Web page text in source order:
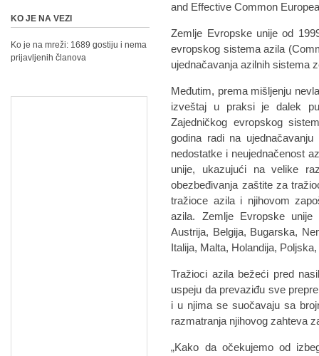
and Effective Common
Zemlje Evropske unije od
evropskog sistema azila
ujednačavanja azilnih sistema
Međutim, prema mišljenju
izveštaj u praksi je dalek
Zajedničkog evropskog
godina radi na
nedostatke i neujednačenost
unije, ukazujući na velike
obezbeđivanja zaštite za
tražioce azila i njihovom
azila. Zemlje Evropske
Austrija, Belgija, Bugarska,
Italija, Malta, Holandija,
Tražioci azila bežeći pred
uspeju da prevaziđu sve
i u njima se suočavaju sa
razmatranja njihovog zahteva
„Kako da očekujemo od
KO JE NA VEZI
Ko je na mreži: 1689 gostiju i nema
prijavljenih članova